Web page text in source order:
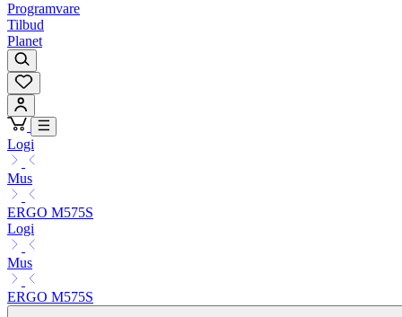
Programvare
Tilbud
Planet
Logi
Mus
ERGO M575S
Logi
Mus
ERGO M575S